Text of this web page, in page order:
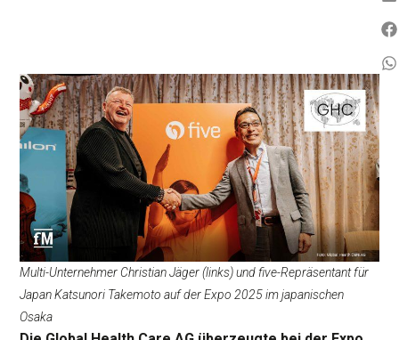
Multi-Unternehmer Christian Jäger (links) und five-Repräsentant für
Japan Katsunori Takemoto auf der Expo 2025 im japanischen
Osaka